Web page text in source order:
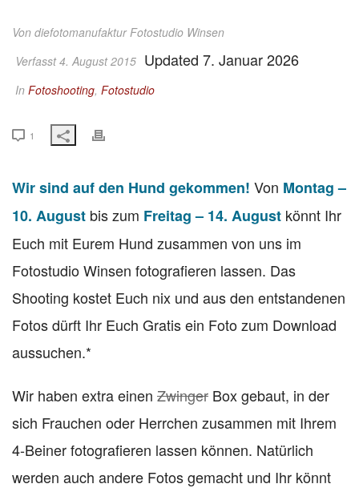
Von diefotomanufaktur Fotostudio Winsen
Verfasst 4. August 2015 Updated 7. Januar 2026
In Fotoshooting, Fotostudio
1
Wir sind auf den Hund gekommen! Von Montag –
10. August bis zum Freitag – 14. August könnt Ihr
Euch mit Eurem Hund zusammen von uns im
Fotostudio Winsen fotografieren lassen. Das
Shooting kostet Euch nix und aus den entstandenen
Fotos dürft Ihr Euch Gratis ein Foto zum Download
aussuchen.*
Wir haben extra einen Zwinger Box gebaut, in der
sich Frauchen oder Herrchen zusammen mit Ihrem
4-Beiner fotografieren lassen können. Natürlich
werden auch andere Fotos gemacht und Ihr könnt